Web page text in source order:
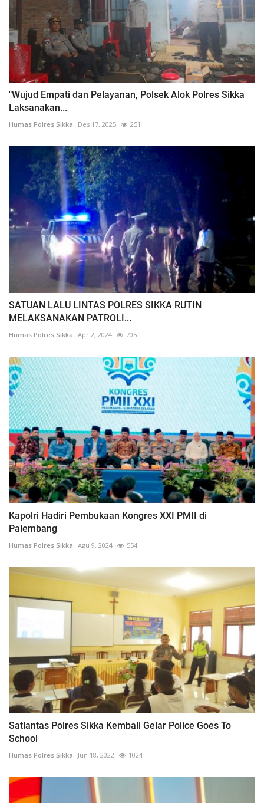
"Wujud Empati dan Pelayanan, Polsek Alok Polres Sikka
Laksanakan...
Humas Polres Sikka Des 17, 2025 251
SATUAN LALU LINTAS POLRES SIKKA RUTIN
MELAKSANAKAN PATROLI...
Humas Polres Sikka Apr 2, 2024 705
Kapolri Hadiri Pembukaan Kongres XXI PMII di
Palembang
Humas Polres Sikka Agu 9, 2024 554
Satlantas Polres Sikka Kembali Gelar Police Goes To
School
Humas Polres Sikka Jun 18, 2022 1024